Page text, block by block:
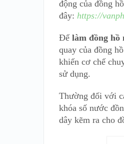
động của đồng
đây: https://
Để làm đồng hồ
quay của đồng
khiến cơ chế
sử dụng.
Thường đối với
khóa số nước
dây kẽm ra cho